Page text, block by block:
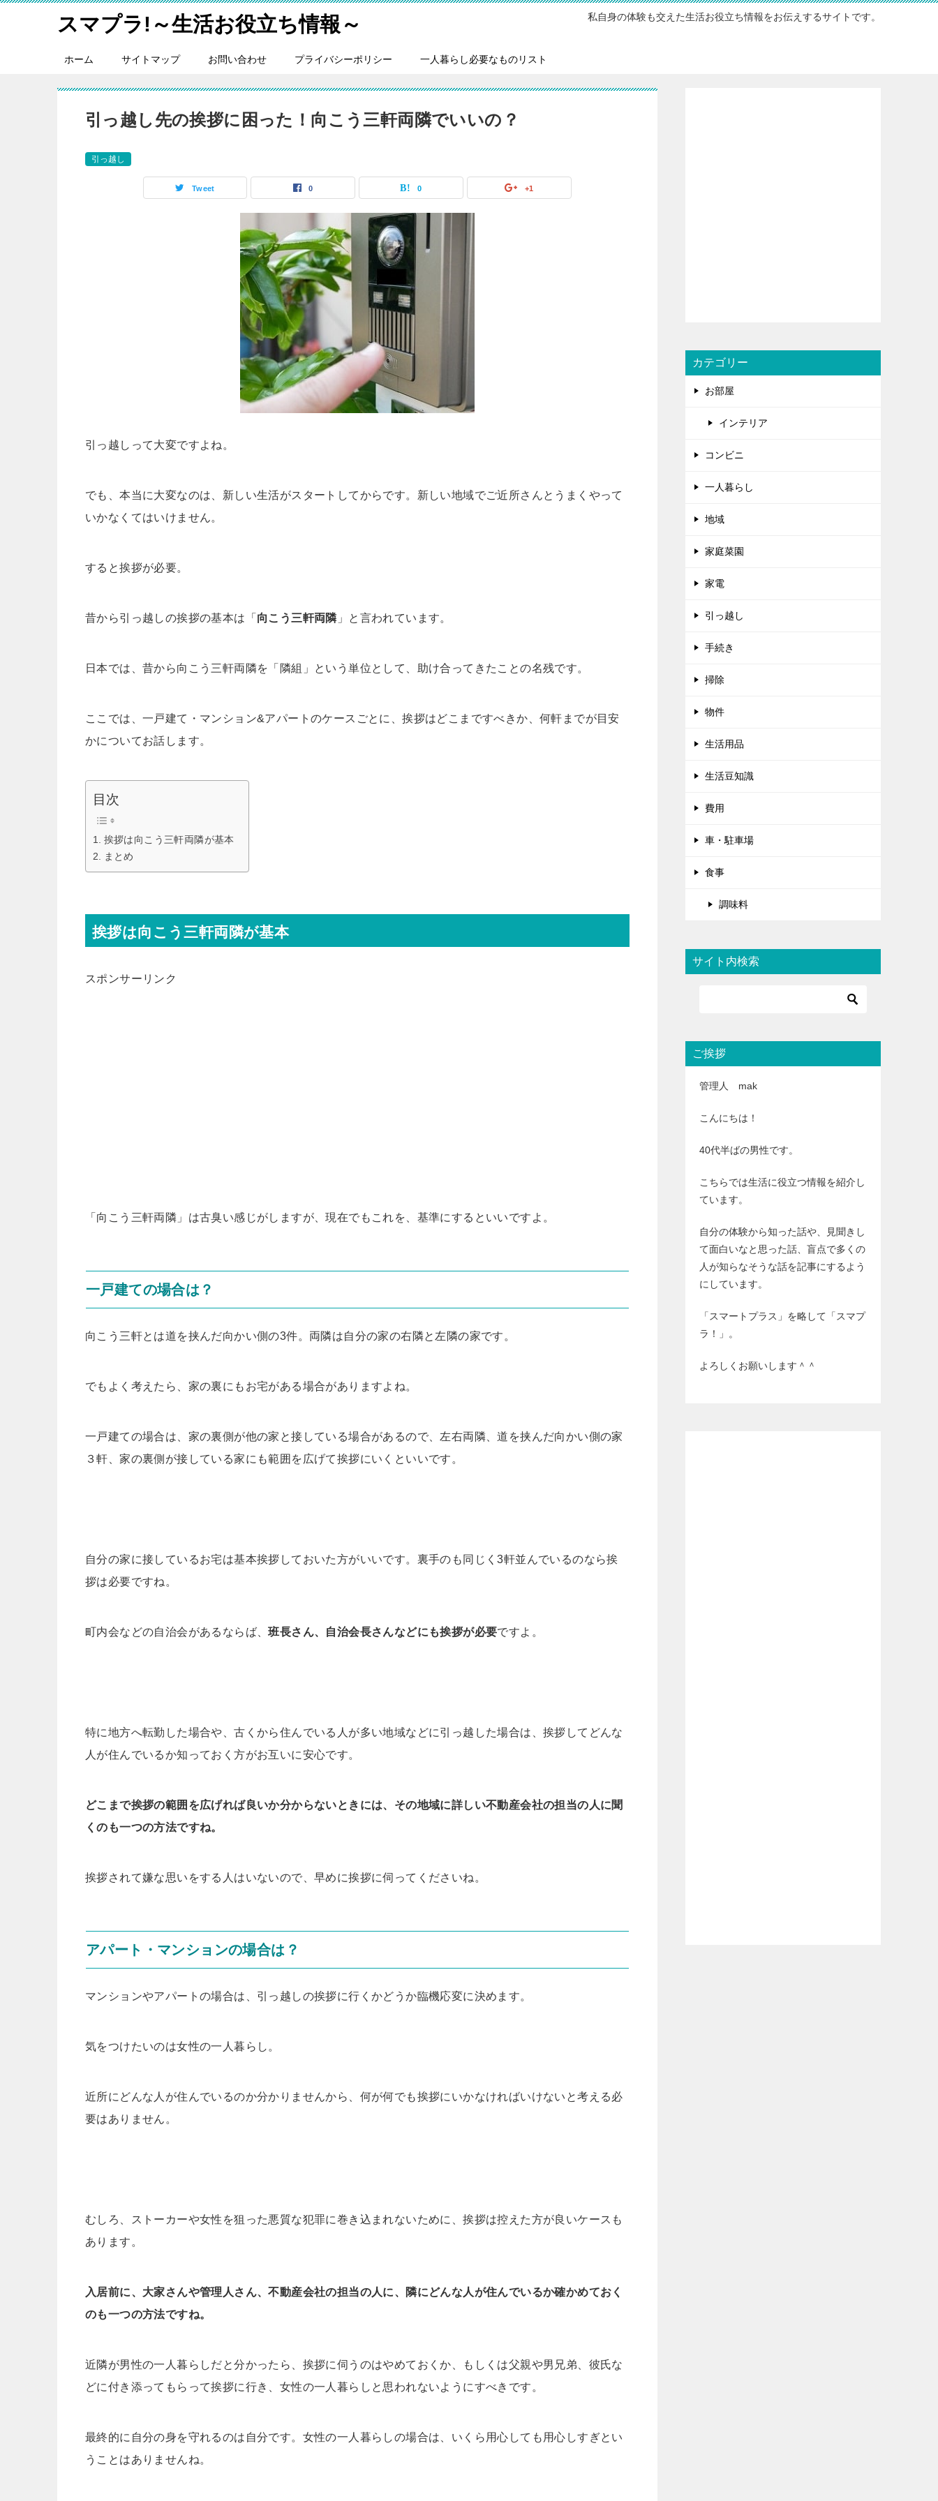
スマプラ!～生活お役立ち情報～ 私自身の体験も交えた生活お役立ち情報をお伝えするサイトです。
ホーム サイトマップ お問い合わせ プライバシーポリシー 一人暮らし必要なものリスト
引っ越し先の挨拶に困った！向こう三軒両隣でいいの？
引っ越し
Tweet 0 0 +1
引っ越しって大変ですよね。
でも、本当に大変なのは、新しい生活がスタートしてからです。新しい地域でご近所さんとうまくやって
いかなくてはいけません。
すると挨拶が必要。
昔から引っ越しの挨拶の基本は「 向こう三軒両隣 」と言われています。
日本では、昔から向こう三軒両隣を「隣組」という単位として、助け合ってきたことの名残です。
ここでは、一戸建て・マンション&アパートのケースごとに、挨拶はどこまですべきか、何軒までが目安
かについてお話します。
目次
挨拶は向こう三軒両隣が基本
まとめ
挨拶は向こう三軒両隣が基本
スポンサーリンク
「向こう三軒両隣」は古臭い感じがしますが、現在でもこれを、基準にするといいですよ。
一戸建ての場合は？
向こう三軒とは道を挟んだ向かい側の3件。両隣は自分の家の右隣と左隣の家です。
でもよく考えたら、家の裏にもお宅がある場合がありますよね。
一戸建ての場合は、家の裏側が他の家と接している場合があるので、左右両隣、道を挟んだ向かい側の家
３軒、家の裏側が接している家にも範囲を広げて挨拶にいくといいです。
自分の家に接しているお宅は基本挨拶しておいた方がいいです。裏手のも同じく3軒並んでいるのなら挨
拶は必要ですね。
町内会などの自治会があるならば、班長さん、自治会長さんなどにも挨拶が必要ですよ。
特に地方へ転勤した場合や、古くから住んでいる人が多い地域などに引っ越した場合は、挨拶してどんな
人が住んでいるか知っておく方がお互いに安心です。
どこまで挨拶の範囲を広げれば良いか分からないときには、その地域に詳しい不動産会社の担当の人に聞
くのも一つの方法ですね。
挨拶されて嫌な思いをする人はいないので、早めに挨拶に伺ってくださいね。
アパート・マンションの場合は？
マンションやアパートの場合は、引っ越しの挨拶に行くかどうか臨機応変に決めます。
気をつけたいのは女性の一人暮らし。
近所にどんな人が住んでいるのか分かりませんから、何が何でも挨拶にいかなければいけないと考える必
要はありません。
むしろ、ストーカーや女性を狙った悪質な犯罪に巻き込まれないために、挨拶は控えた方が良いケースも
あります。
入居前に、大家さんや管理人さん、不動産会社の担当の人に、隣にどんな人が住んでいるか確かめておく
のも一つの方法ですね。
近隣が男性の一人暮らしだと分かったら、挨拶に伺うのはやめておくか、もしくは父親や男兄弟、彼氏な
どに付き添ってもらって挨拶に行き、女性の一人暮らしと思われないようにすべきです。
最終的に自分の身を守れるのは自分です。女性の一人暮らしの場合は、いくら用心しても用心しすぎとい
うことはありませんね。
カテゴリー
お部屋
インテリア
コンビニ
一人暮らし
地域
家庭菜園
家電
引っ越し
手続き
掃除
物件
生活用品
生活豆知識
費用
車・駐車場
食事
調味料
サイト内検索
ご挨拶
管理人 mak
こんにちは！
40代半ばの男性です。
こちらでは生活に役立つ情報を紹介し
ています。
自分の体験から知った話や、見聞きし
て面白いなと思った話、盲点で多くの
人が知らなそうな話を記事にするよう
にしています。
「スマートプラス」を略して「スマプ
ラ！」。
よろしくお願いします＾＾